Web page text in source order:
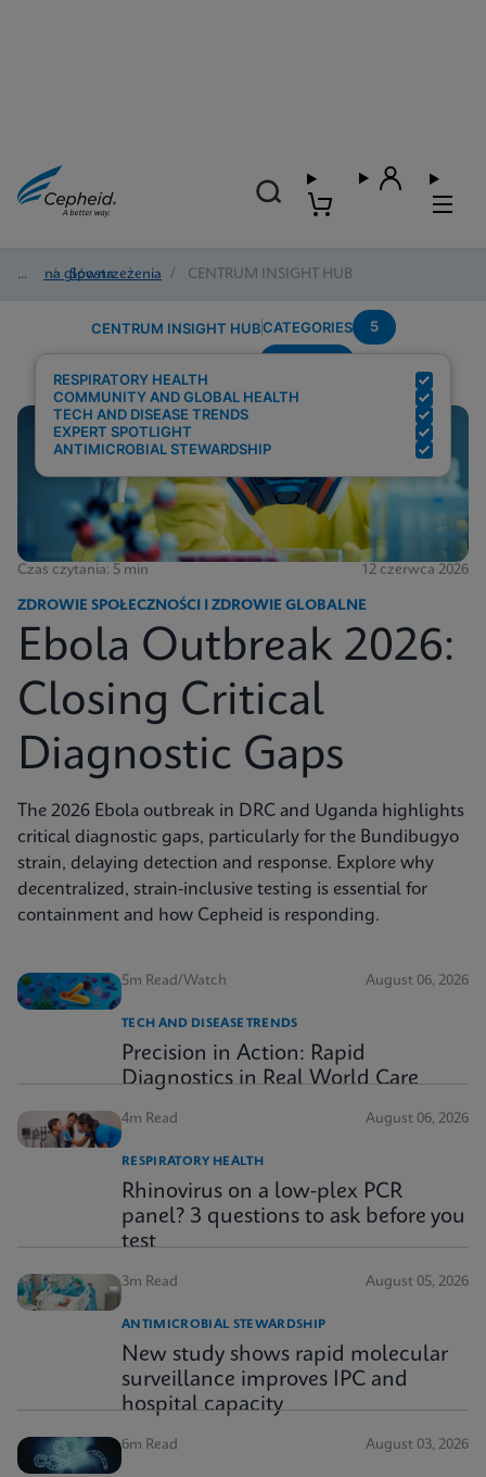
Strona główna
/ Spostrzeżenia / CENTRUM INSIGHT HUB
CENTRUM INSIGHT HUBCATEGORIES 5
RESPIRATORY HEALTH
COMMUNITY AND GLOBAL HEALTH
TECH AND DISEASE TRENDS
EXPERT SPOTLIGHT
ANTIMICROBIAL STEWARDSHIP
Czas czytania: 5 min 12 czerwca 2026
ZDROWIE SPOŁECZNOŚCI I ZDROWIE GLOBALNE
Ebola Outbreak 2026:
Closing Critical
Diagnostic Gaps
The 2026 Ebola outbreak in DRC and Uganda highlights
critical diagnostic gaps, particularly for the Bundibugyo
strain, delaying detection and response. Explore why
decentralized, strain-inclusive testing is essential for
containment and how Cepheid is responding.
5m Read/Watch August 06, 2026
TECH AND DISEASE TRENDS
Precision in Action: Rapid
Diagnostics in Real World Care
4m Read August 06, 2026
RESPIRATORY HEALTH
Rhinovirus on a low-plex PCR
panel? 3 questions to ask before you
test
3m Read August 05, 2026
ANTIMICROBIAL STEWARDSHIP
New study shows rapid molecular
surveillance improves IPC and
hospital capacity
6m Read August 03, 2026